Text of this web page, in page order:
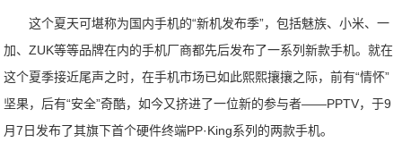
这个夏天可堪称为国内手机的“新机发布季”，包括魅族、小米、一
加、ZUK等等品牌在内的手机厂商都先后发布了一系列新款手机。就在
这个夏季接近尾声之时，在手机市场已如此熙熙攘攘之际，前有“情怀”
坚果，后有“安全”奇酷，如今又挤进了一位新的参与者——PPTV，于9
月7日发布了其旗下首个硬件终端PP·King系列的两款手机。